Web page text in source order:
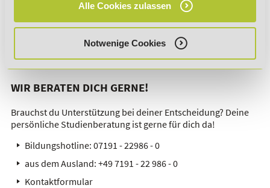
Alle Cookies zulassen
Notwenige Cookies
WIR BERATEN DICH GERNE!
Brauchst du Unterstützung bei deiner Entscheidung? Deine
persönliche Studienberatung ist gerne für dich da!
Bildungshotline: 07191 - 22986 - 0
aus dem Ausland: +49 7191 - 22 986 - 0
Kontaktformular